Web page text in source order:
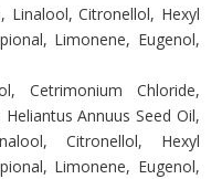
Linalool, Citronellol, Hexyl
Limonene, Eugenol,
Cetrimonium Chloride,
Annuus Seed Oil,
Citronellol, Hexyl
Limonene, Eugenol,